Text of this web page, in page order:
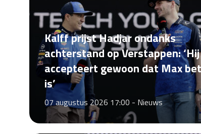
Kalff prijst Hadjar ondanks
achterstand op Verstappen: ‘Hij
accepteert gewoon dat Max
is’
07 augustus 2026 17:00 - Nieuws